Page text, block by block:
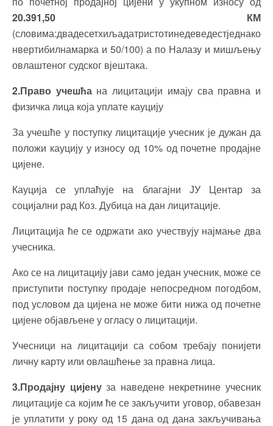
20.391,50 КМ
(словима:двадесетхиљадатристотинедеведестједнако
нвертибилнамарка и 50/100) а по Налазу и мишљењу
овлаштеног судског вјештака.
2.Право учешћана лицитацији имају сва правна и
физичка лица која уплате кауцију
За учешће у поступку лицитације учесник је дужан да
положи кауцију у износу од 10% од почетне продајне
цијене.
Кауција се уплаћује на благајни ЈУ Центар за
социјални рад Коз. Дубица на дан лицитације.
Лицитација ће се одржати ако учествују најмање два
учесника.
Ако се на лицитацију јави само један учесник, може се
приступити поступку продаје непосредном погодбом,
под условом да цијена не може бити нижа од почетне
цијене објављене у огласу о лицитацији.
Учесници на лицитацији са собом требају понијети
личну карту или овлашћење за правна лица.
3.Продајну цијенуза наведене некретнине учесник
лицитације са којим ће се закључити уговор, обавезан
је уплатити у року од 15 дана од дана закључивања